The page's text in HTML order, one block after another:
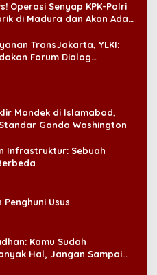
Operasi Senyap KPK-Polri
di Madura dan Akan Ada
TransJakarta, YLKI:
Forum Dialog
Mandek di Islamabad,
Ganda Washington
Infrastruktur: Sebuah
Usus
Kamu Sudah
Hal, Jangan Sampai